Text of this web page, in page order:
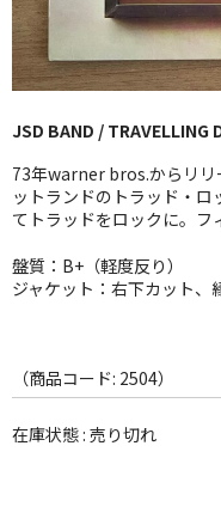
BLUE NOTE
JAZZ-EU
JAZZ-JP
J-POP
FOLK,SSW
WORLD
JSD BAND / TRAVELLING
73年warner bros.からリリ
ットランドのトラッド・
てトラッドをロックに。フ
盤質：B+（軽度反り）
ジャケット：右下カット、
（商品コード: 2504）
在庫状態 : 売り切れ